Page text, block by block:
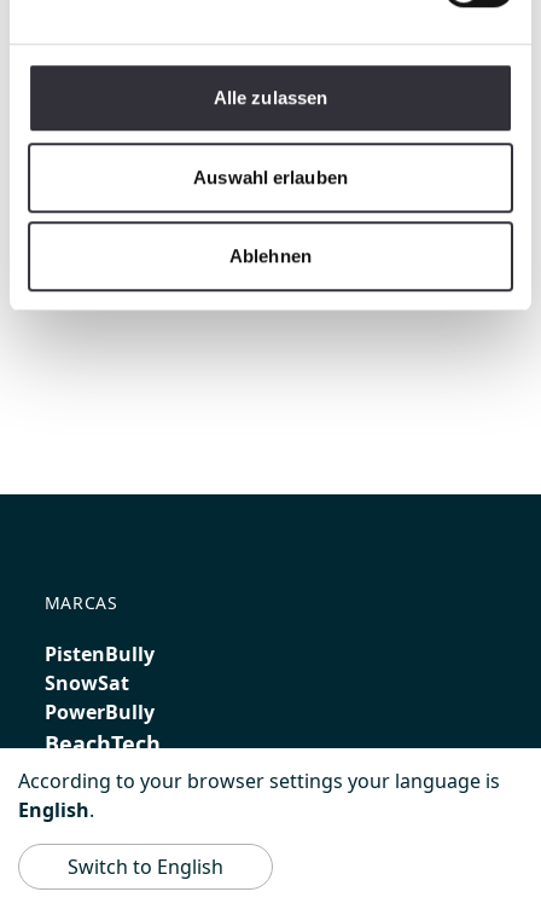
Alle zulassen
Auswahl erlauben
Ablehnen
MARCAS
PistenBully
SnowSat
PowerBully
BeachTech
ProAcademy
According to your browser settings your language is
English.
Switch to English